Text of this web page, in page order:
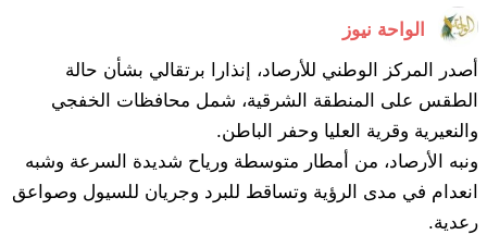
الواحة نيوز
أصدر المركز الوطني للأرصاد، إنذارا برتقالي بشأن حالة
الطقس على المنطقة الشرقية، شمل محافظات الخفجي
والنعيرية وقرية العليا وحفر الباطن.
ونبه الأرصاد، من أمطار متوسطة ورياح شديدة السرعة وشبه
انعدام في مدى الرؤية وتساقط للبرد وجريان للسيول وصواعق
رعدية.